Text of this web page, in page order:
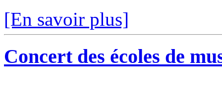
[En savoir plus]
Concert des écoles de